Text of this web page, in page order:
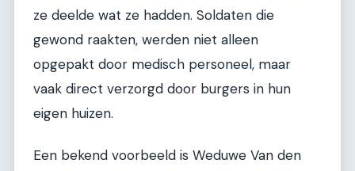
ze deelde wat ze hadden. Soldaten die
gewond raakten, werden niet alleen
opgepakt door medisch personeel, maar
vaak direct verzorgd door burgers in hun
eigen huizen.
Een bekend voorbeeld is Weduwe Van den